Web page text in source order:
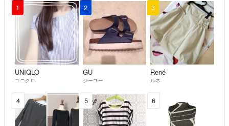
1
UNIQLO
ユニクロ
2
GU
ジーユー
3
René
ルネ
4 5 6